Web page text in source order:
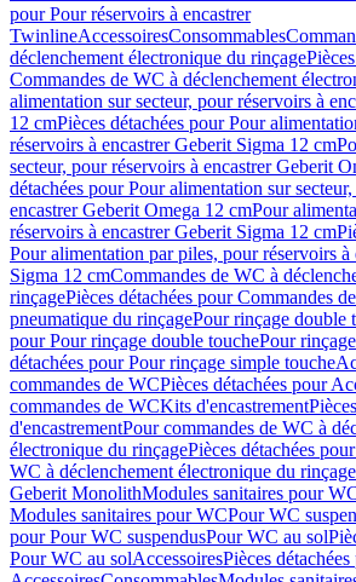
pour Pour réservoirs à encastrer
TwinlineAccessoiresConsommables
déclenchement électronique du rinçage
Commandes de WC à déclenchement
alimentation sur secteur, pour réservoirs à
12 cmPièces détachées pour Pour
réservoirs à encastrer Geberit Sigma 12 cm
secteur, pour réservoirs à encastrer Geberit
détachées pour Pour alimentation sur
encastrer Geberit Omega 12 cmPour
réservoirs à encastrer Geberit Sigma 12 cm
Pour alimentation par piles, pour réservoirs à
Sigma 12 cmCommandes de WC à
rinçagePièces détachées pour Commandes
pneumatique du rinçagePour rinçage double
pour Pour rinçage double touchePour
détachées pour Pour rinçage simple touche
commandes de WCPièces détachées pour
commandes de WCKits d'encastrement
d'encastrementPour commandes de WC à
électronique du rinçagePièces détachées
WC à déclenchement électronique du rinçage
Geberit MonolithModules sanitaires pour
Modules sanitaires pour WCPour WC
pour Pour WC suspendusPour WC au sol
Pour WC au solAccessoiresPièces